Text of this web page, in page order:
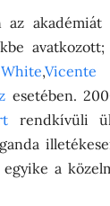
az
,Vicente
esetében.
rendkívüli
a